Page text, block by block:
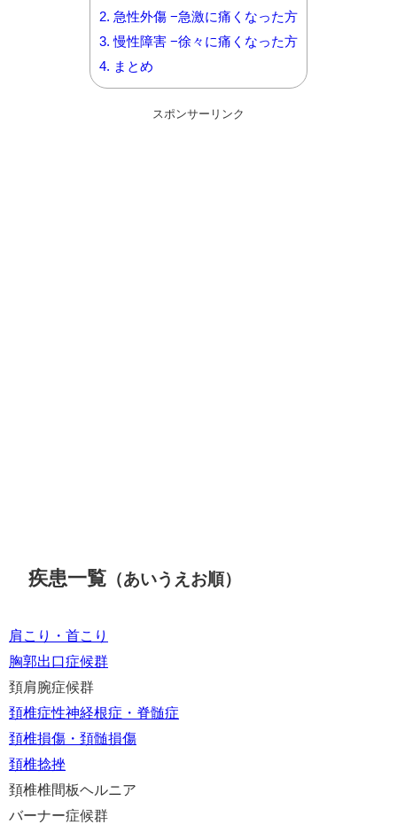
2. 急性外傷 −急激に痛くなった方
3. 慢性障害 −徐々に痛くなった方
4. まとめ
スポンサーリンク
疾患一覧 （あいうえお順）
肩こり・首こり
胸郭出口症候群
頚肩腕症候群
頚椎症性神経根症・脊髄症
頚椎損傷・頚髄損傷
頚椎捻挫
頚椎椎間板ヘルニア
バーナー症候群